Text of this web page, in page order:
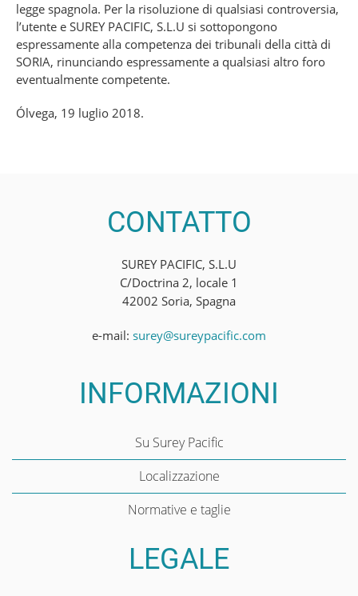
legge spagnola. Per la risoluzione di qualsiasi controversia,
l’utente e SUREY PACIFIC, S.L.U si sottopongono
espressamente alla competenza dei tribunali della città di
SORIA, rinunciando espressamente a qualsiasi altro foro
eventualmente competente.
Ólvega, 19 luglio 2018.
CONTATTO
SUREY PACIFIC, S.L.U
C/Doctrina 2, locale 1
42002 Soria, Spagna
e-mail: surey@sureypacific.com
INFORMAZIONI
Su Surey Pacific
Localizzazione
Normative e taglie
LEGALE